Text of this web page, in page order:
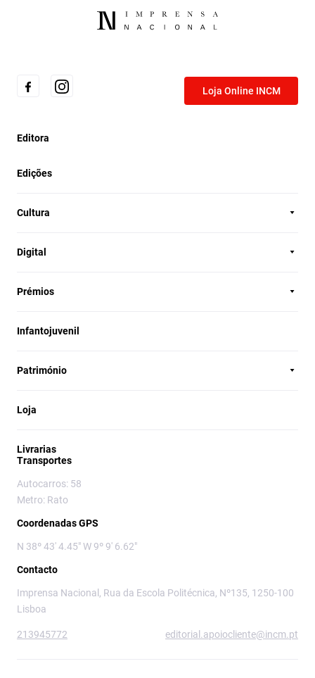
Loja Online INCM
Editora
Edições
Cultura
Digital
Prémios
Infantojuvenil
Património
Loja
Livrarias
Transportes
Autocarros: 58
Metro: Rato
Coordenadas GPS
N 38º 43' 4.45" W 9º 9' 6.62"
Contacto
Imprensa Nacional, Rua da Escola Politécnica, Nº135, 1250-100
Lisboa
213945772 editorial.apoiocliente@incm.pt